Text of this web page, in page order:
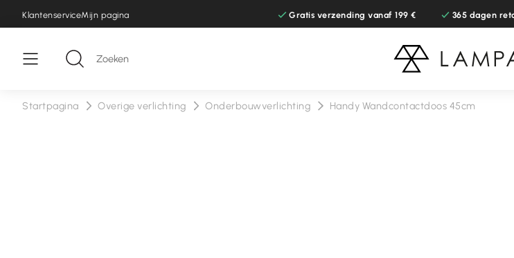
KlantenserviceMijn pagina Gratis verzending vanaf 199 € 365 dagen
Startpagina Overige verlichting Onderbouwverlichting Handy Wandcontactdoos 45cm